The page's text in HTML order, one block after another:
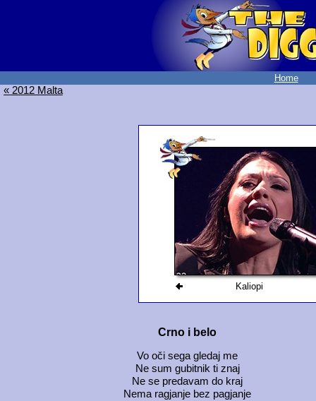
Home
« 2012 Malta
Kaliopi
Crno i belo
Vo oči sega gledaj me
Ne sum gubitnik ti znaj
Ne se predavam do kraj
Nema ragjanje bez pagjanje